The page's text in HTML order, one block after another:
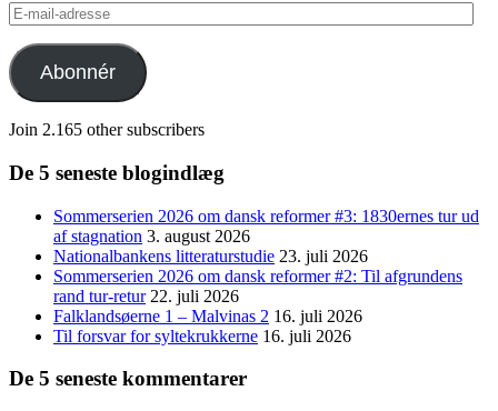
E-
mail-
adresse
Abonnér
Join 2.165 other subscribers
De 5 seneste blogindlæg
Sommerserien 2026 om dansk reformer #3: 1830ernes tur ud
af stagnation 3. august 2026
Nationalbankens litteraturstudie 23. juli 2026
Sommerserien 2026 om dansk reformer #2: Til afgrundens
rand tur-retur 22. juli 2026
Falklandsøerne 1 – Malvinas 2 16. juli 2026
Til forsvar for syltekrukkerne 16. juli 2026
De 5 seneste kommentarer